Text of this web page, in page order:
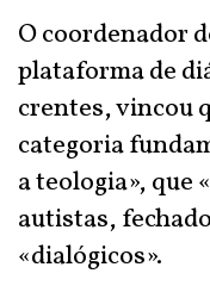
O coordenador
plataforma de
crentes, vincou
categoria
a teologia», que
autistas,
«dialógicos».